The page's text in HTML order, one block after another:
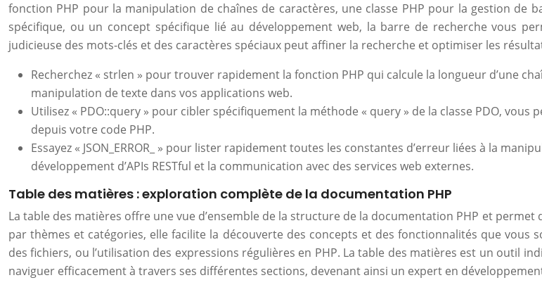
fonction PHP pour la manipulation de chaînes de caractères, une classe PHP pour la gestion de
spécifique, ou un concept spécifique lié au développement web, la barre de recherche vous
judicieuse des mots-clés et des caractères spéciaux peut affiner la recherche et optimiser les
Recherchez « strlen » pour trouver rapidement la fonction PHP qui calcule la longueur d’une
manipulation de texte dans vos applications web.
Utilisez « PDO::query » pour cibler spécifiquement la méthode « query » de la classe PDO, vous
depuis votre code PHP.
Essayez « JSON_ERROR_ » pour lister rapidement toutes les constantes d’erreur liées à la
développement d’APIs RESTful et la communication avec des services web externes.
Table des matières : exploration complète de la documentation PHP
La table des matières offre une vue d’ensemble de la structure de la documentation PHP et permet
par thèmes et catégories, elle facilite la découverte des concepts et des fonctionnalités que
des fichiers, ou l’utilisation des expressions régulières en PHP. La table des matières est un outil
naviguer efficacement à travers ses différentes sections, devenant ainsi un expert en développement